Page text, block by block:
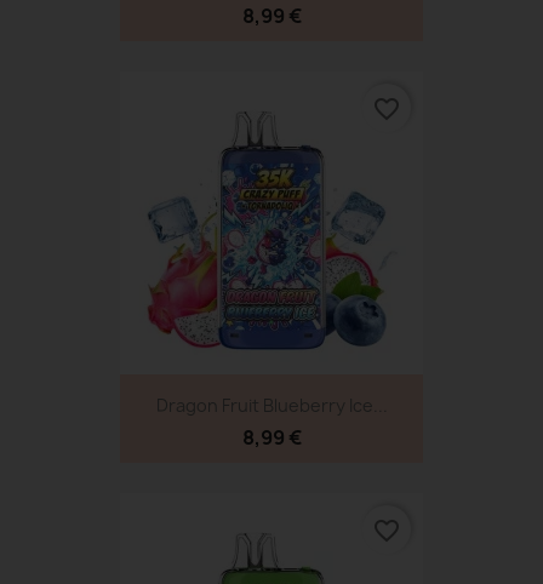
8,99 €
Dragon Fruit Blueberry Ice...
8,99 €
favorite_border
favorite_border